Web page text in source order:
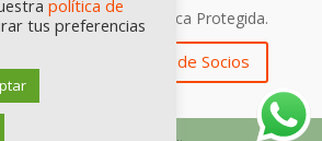
Geográfica Protegida.
Zona de Socios
política de
tus preferencias